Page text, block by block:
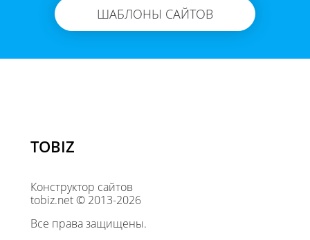
ШАБЛОНЫ САЙТОВ
TOBIZ
Конструктор сайтов
tobiz.net © 2013-2026
Все права защищены.